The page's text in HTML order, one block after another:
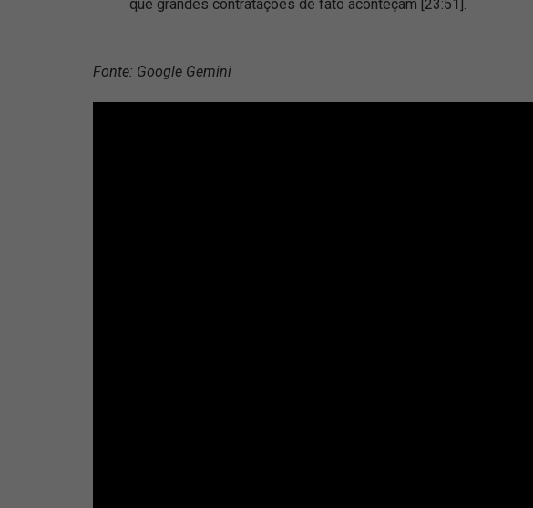
que grandes contratações de fato aconteçam [23:51].
Fonte: Google Gemini